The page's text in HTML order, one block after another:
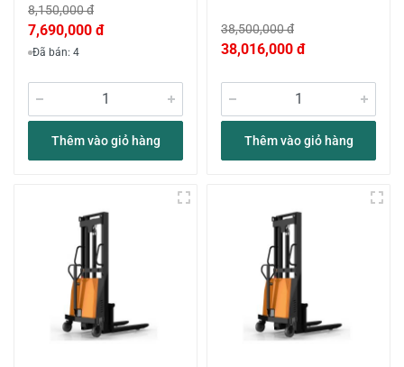
8,150,000 đ
7,690,000 đ
Đã bán: 4
Thêm vào giỏ hàng
38,500,000 đ
38,016,000 đ
Thêm vào giỏ hàng